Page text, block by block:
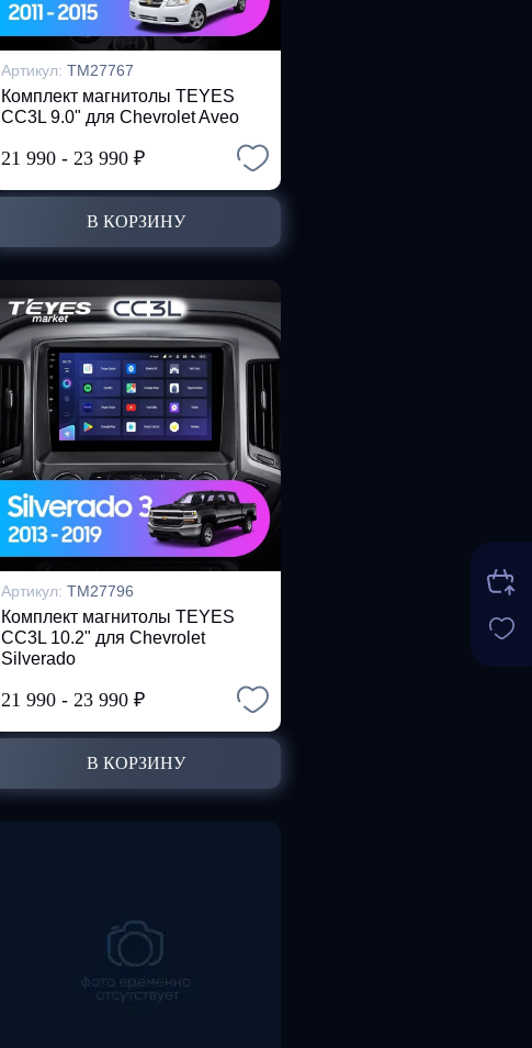
Артикул: TM27767
Комплект магнитолы TEYES
CC3L 9.0" для Chevrolet Aveo
21 990 - 23 990 ₽
В КОРЗИНУ
Артикул: TM27796
Комплект магнитолы TEYES
CC3L 10.2" для Chevrolet
Silverado
21 990 - 23 990 ₽
В КОРЗИНУ